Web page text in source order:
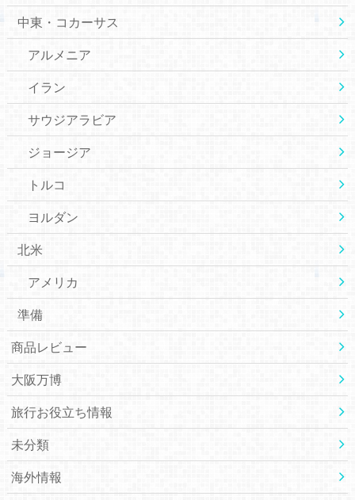
中東・コカーサス
アルメニア
イラン
サウジアラビア
ジョージア
トルコ
ヨルダン
北米
アメリカ
準備
商品レビュー
大阪万博
旅行お役立ち情報
未分類
海外情報